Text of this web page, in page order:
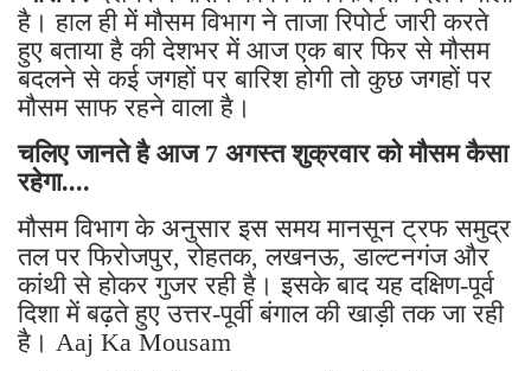
है। हाल ही में मौसम विभाग ने ताजा रिपोर्ट जारी करते
हुए बताया है की देशभर में आज एक बार फिर से मौसम
बदलने से कई जगहों पर बारिश होगी तो कुछ जगहों पर
मौसम साफ रहने वाला है।
चलिए जानते है आज 7 अगस्त शुक्रवार को मौसम कैसा
रहेगा....
मौसम विभाग के अनुसार इस समय मानसून ट्रफ समुद्र
तल पर फिरोजपुर, रोहतक, लखनऊ, डाल्टनगंज और
कांथी से होकर गुजर रही है। इसके बाद यह दक्षिण-पूर्व
दिशा में बढ़ते हुए उत्तर-पूर्वी बंगाल की खाड़ी तक जा रही
है। Aaj Ka Mousam